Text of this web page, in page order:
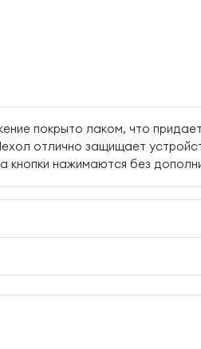
покрыто лаком, что
отлично защищает
нажимаются без